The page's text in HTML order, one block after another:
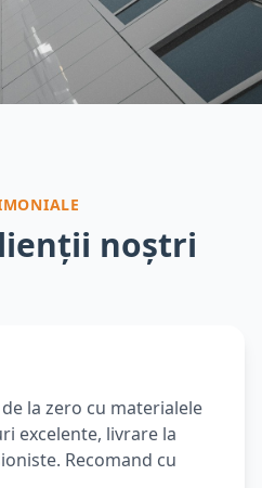
noștri
la zero cu materialele
excelente, livrare la
Recomand cu